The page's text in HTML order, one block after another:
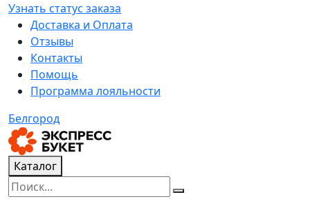
Узнать статус заказа
Доставка и Оплата
Отзывы
Контакты
Помощь
Программа лояльности
Белгород
Каталог